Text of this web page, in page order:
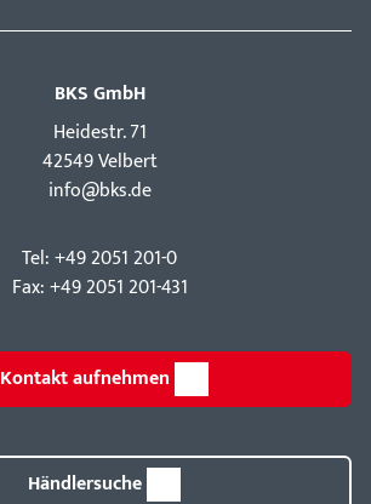
BKS GmbH
Hei­destr. 71
42549 Velbert
info@bks.de
Tel: +49 2051 201-0
Fax: +49 2051 201-431
Kontakt aufnehmen
Händlersuche